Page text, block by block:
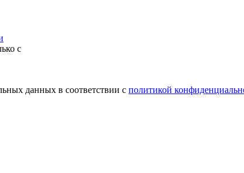
с
данных в соответствии с политикой